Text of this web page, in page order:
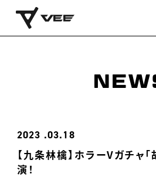
2023 03.18
【九条林檎】ホラーVガチャ
演！